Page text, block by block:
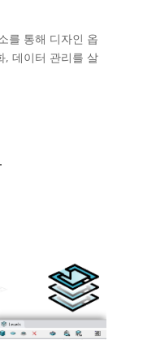
를 통해 디자인 옵
, 데이터 관리를 살